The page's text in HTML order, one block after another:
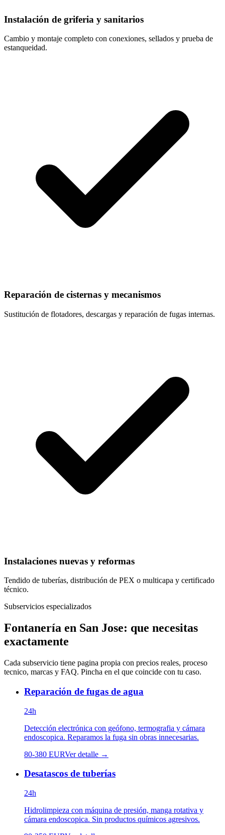
Instalación de griferia y sanitarios
Cambio y montaje completo con conexiones, sellados y prueba de
estanqueidad.
Reparación de cisternas y mecanismos
Sustitución de flotadores, descargas y reparación de fugas internas.
Instalaciones nuevas y reformas
Tendido de tuberías, distribución de PEX o multicapa y certificado
técnico.
Subservicios especializados
Fontanería en San Jose: que necesitas
exactamente
Cada subservicio tiene pagina propia con precios reales, proceso
tecnico, marcas y FAQ. Pincha en el que coincide con tu caso.
Reparación de fugas de agua
24h
Detección electrónica con geófono, termografia y cámara
endoscopica. Reparamos la fuga sin obras innecesarias.
80-380 EURVer detalle →
Desatascos de tuberías
24h
Hidrolimpieza con máquina de presión, manga rotativa y
cámara endoscopica. Sin productos químicos agresivos.